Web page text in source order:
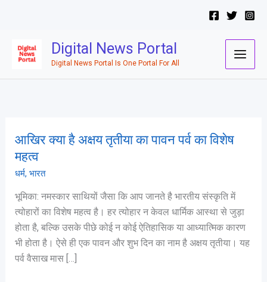
Digital News Portal
Digital News Portal Is One Portal For All
आखिर क्या है अक्षय तृतीया का पावन पर्व का विशेष
महत्व
धर्म, भारत
भूमिका: नमस्कार साथियों जैसा कि आप जानते है भारतीय संस्कृति में
त्योहारों का विशेष महत्व है। हर त्योहार न केवल धार्मिक आस्था से जुड़ा
होता है, बल्कि उसके पीछे कोई न कोई ऐतिहासिक या आध्यात्मिक कारण
भी होता है। ऐसे ही एक पावन और शुभ दिन का नाम है अक्षय तृतीया। यह
पर्व वैसाख मास […]
आखिर
क्या
है
तृतीया
का
पावन
पर्व
का